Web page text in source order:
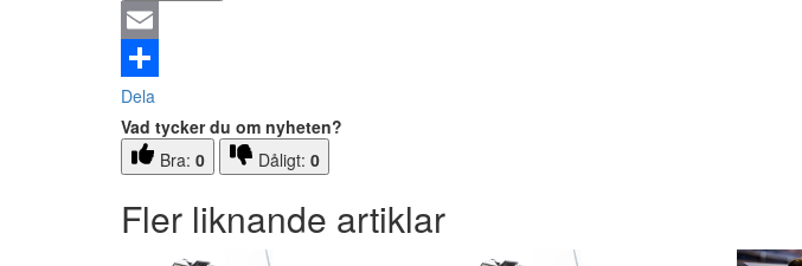
Email
Dela
Vad tycker du om nyheten?
Bra: 0 Dåligt: 0
Fler liknande artiklar